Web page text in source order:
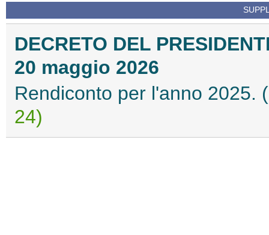
DECRETO DEL
20 maggio 2026
Rendiconto per l'anno 2025.
24)